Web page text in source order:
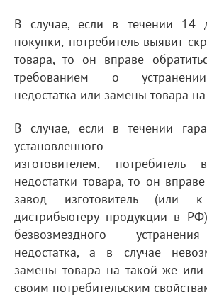
В случае, если в течении 14
покупки, потребитель выявит
товара, то он вправе
требованием о
недостатка или замены товара
В случае, если в течении
изготовителем, потребитель
недостатки товара, то он
завод изготовитель (или к
дистрибьютеру продукции в
безвозмездного
недостатка, а в случае
замены товара на такой же
своим потребительским